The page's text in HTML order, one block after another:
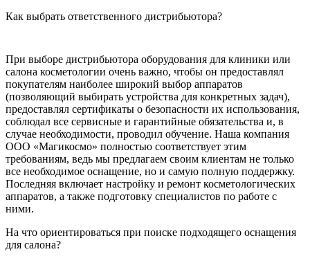
Как выбрать ответственного дистрибьютора?
При выборе дистрибьютора оборудования для клиники или
салона косметологии очень важно, чтобы он предоставлял
покупателям наиболее широкий выбор аппаратов
(позволяющий выбирать устройства для конкретных задач),
предоставлял сертификаты о безопасности их использования,
соблюдал все сервисные и гарантийные обязательства и, в
случае необходимости, проводил обучение. Наша компания
ООО «Магикосмо» полностью соответствует этим
требованиям, ведь мы предлагаем своим клиентам не только
все необходимое оснащение, но и самую полную поддержку.
Последняя включает настройку и ремонт косметологических
аппаратов, а также подготовку специалистов по работе с
ними.
На что ориентироваться при поиске подходящего оснащения
для салона?